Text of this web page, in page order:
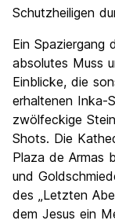
Schutzheiligen
Ein Spaziergang
absolutes Muss
Einblicke, die
erhaltenen Inka-
zwölfeckige
Shots. Die
Plaza de Armas
und
des „Letzten
dem Jesus ein